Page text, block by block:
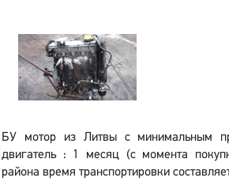
БУ мотор из Литвы с минимальным
двигатель : 1 месяц (с момента
района время транспортировки